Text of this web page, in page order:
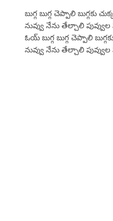
బుగ్గ బుగ్గ చెప్పాలి బుగ్గకు
నువ్వు నేను తేల్చాలి పువ్వుల
ఓయ్ బుగ్గ బుగ్గ చెప్పాలి
నువ్వు నేను తేల్చాలి పువ్వుల